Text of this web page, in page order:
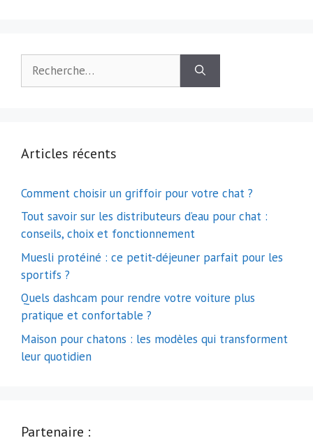
Articles récents
Comment choisir un griffoir pour votre chat ?
Tout savoir sur les distributeurs d’eau pour chat :
conseils, choix et fonctionnement
Muesli protéiné : ce petit-déjeuner parfait pour les
sportifs ?
Quels dashcam pour rendre votre voiture plus
pratique et confortable ?
Maison pour chatons : les modèles qui transforment
leur quotidien
Partenaire :